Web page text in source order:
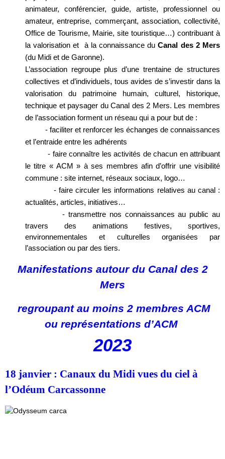
animateur, conférencier, guide, artiste, professionnel ou
amateur,entreprise, commerçant, association, collectivité,
Office de Tourisme, Mairie, site touristique…) contribuant à
la valorisation et à la connaissance duCanal des 2 Mers
(du Midi et de Garonne).
L’association regroupe plus d’une trentaine de structures
collectives et d’individuels, tous avides de s’investir dans la
valorisation du patrimoine humain, culturel, historique,
technique et paysager du Canal des 2 Mers. Les membres
de l’association forment un réseau qui a pour but de :
- faciliter et renforcer les échanges de connaissances
et l’entraide entre les adhérents
- faire connaître les activités de chacun en attribuant
le titre « ACM » à ses membres afin d’offrir une visibilité
commune : site internet, réseaux sociaux, logo…
- faire circuler les informations relatives au canal :
actualités, articles, initiatives…
-transmettre nos connaissances au public au
travers des animations festives, sportives,
environnementales et culturelles organisées par
l’association ou par des tiers.
Manifestations autour du Canal des 2
Mers
regroupant au moins 2 membres ACM
ou représentations d’ACM
2023
18 janvier : Canaux du Midi vues du ciel à
l’Odéum Carcassonne